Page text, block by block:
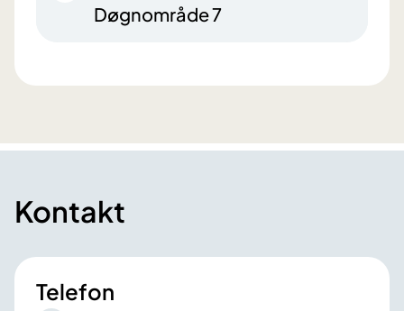
Døgnområde 7
Kontakt
Telefon